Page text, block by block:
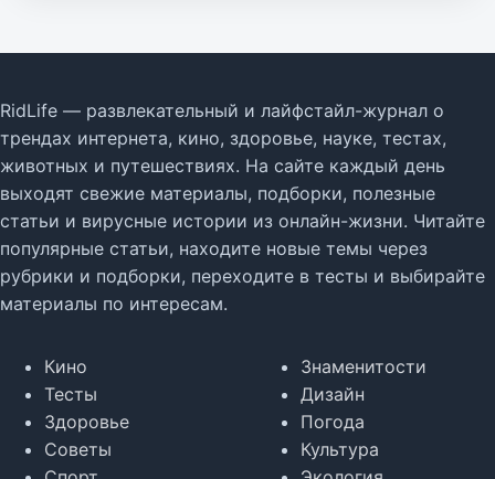
RidLife — развлекательный и лайфстайл-журнал о
трендах интернета, кино, здоровье, науке, тестах,
животных и путешествиях. На сайте каждый день
выходят свежие материалы, подборки, полезные
статьи и вирусные истории из онлайн-жизни. Читайте
популярные статьи, находите новые темы через
рубрики и подборки, переходите в тесты и выбирайте
материалы по интересам.
Кино
Тесты
Здоровье
Советы
Знаменитости
Дизайн
Погода
Культура